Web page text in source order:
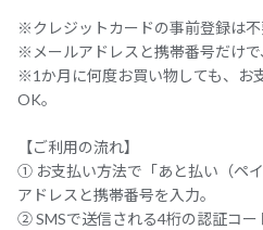
※クレジットカードの事前登録は不
※メールアドレスと携帯番号だけで
※1か月に何度お買い物しても、お
OK。
【ご利用の流れ】
① お支払い方法で「あと払い（ペ
アドレスと携帯番号を入力。
② SMSで送信される4桁の認証コー